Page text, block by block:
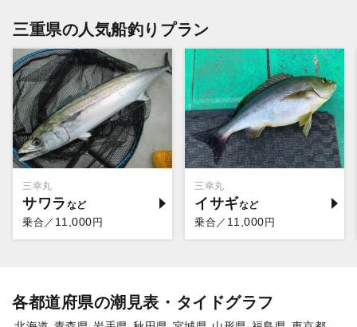
三重県の人気船釣りプラン
三幸丸
サワラ
乗合／ 11,000円
三幸丸
イサギ
乗合／ 11,000円
各都道府県の潮見表・タイドグラフ